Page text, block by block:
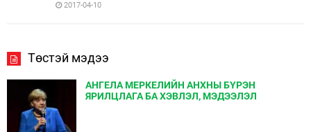
2017-04-10
Төстэй мэдээ
АНГЕЛА МЕРКЕЛИЙН АНХНЫ БҮРЭН
ЯРИЛЦЛАГА БА ХЭВЛЭЛ, МЭДЭЭЛЭЛ